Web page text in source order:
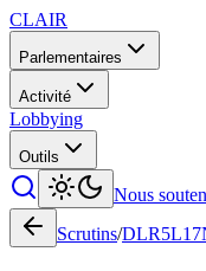
CLAIR
Parlementaires
Activité
Lobbying
Outils
Nous
Scrutins/